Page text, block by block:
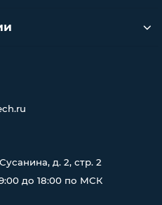
д. 2, стр. 2
до 18:00 по МСК